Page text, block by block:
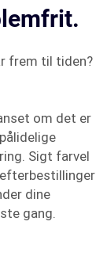
frem til tiden?
om det er
Sigt farvel
dine
gang.